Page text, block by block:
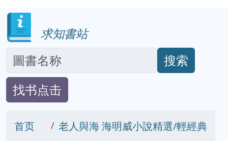
求知書站
搜索
找书点击
首页 老人與海 海明威小說精選/輕經典